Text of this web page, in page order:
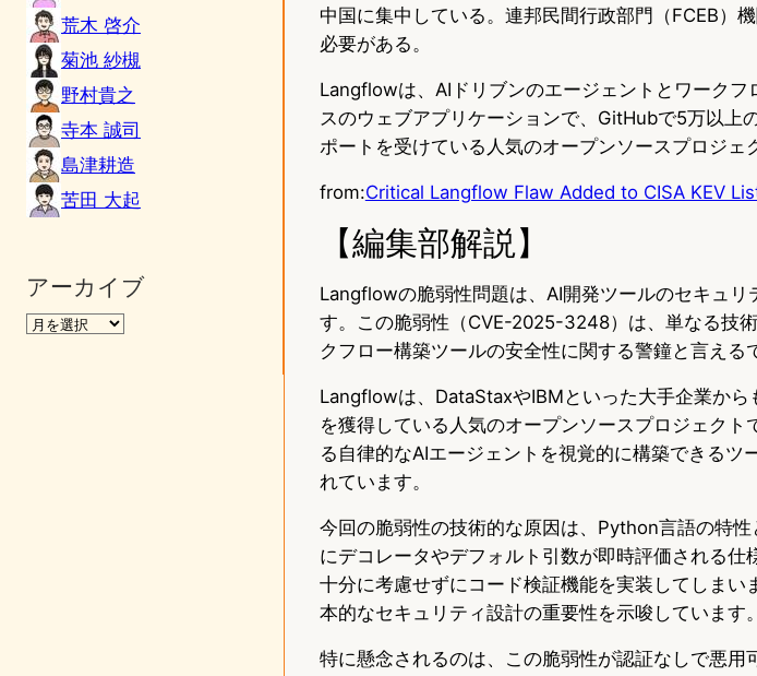
荒木 啓介
菊池 紗槻
野村貴之
寺本 誠司
島津耕造
苦田 大起
アーカイブ
中国に集中している。連邦民間行政部門（FCEB）
必要がある。
Langflowは、AIドリブンのエージェントとワーク
スのウェブアプリケーションで、GitHubで5万以上
ポートを受けている人気のオープンソースプロジェ
from:Critical Langflow Flaw Added to CISA KEV
【編集部解説】
Langflowの脆弱性問題は、AI開発ツールのセキュ
す。この脆弱性（CVE-2025-3248）は、単なる技
クフロー構築ツールの安全性に関する警鐘と言える
Langflowは、DataStaxやIBMといった大手企業か
を獲得している人気のオープンソースプロジェク
る自律的なAIエージェントを視覚的に構築できるツ
れています。
今回の脆弱性の技術的な原因は、Python言語の特
にデコレータやデフォルト引数が即時評価される
十分に考慮せずにコード検証機能を実装してしまい
本的なセキュリティ設計の重要性を示唆しています。
特に懸念されるのは、この脆弱性が認証なしで悪